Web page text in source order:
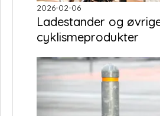
2026-02-06
Ladestander og
cyklismeprodukter